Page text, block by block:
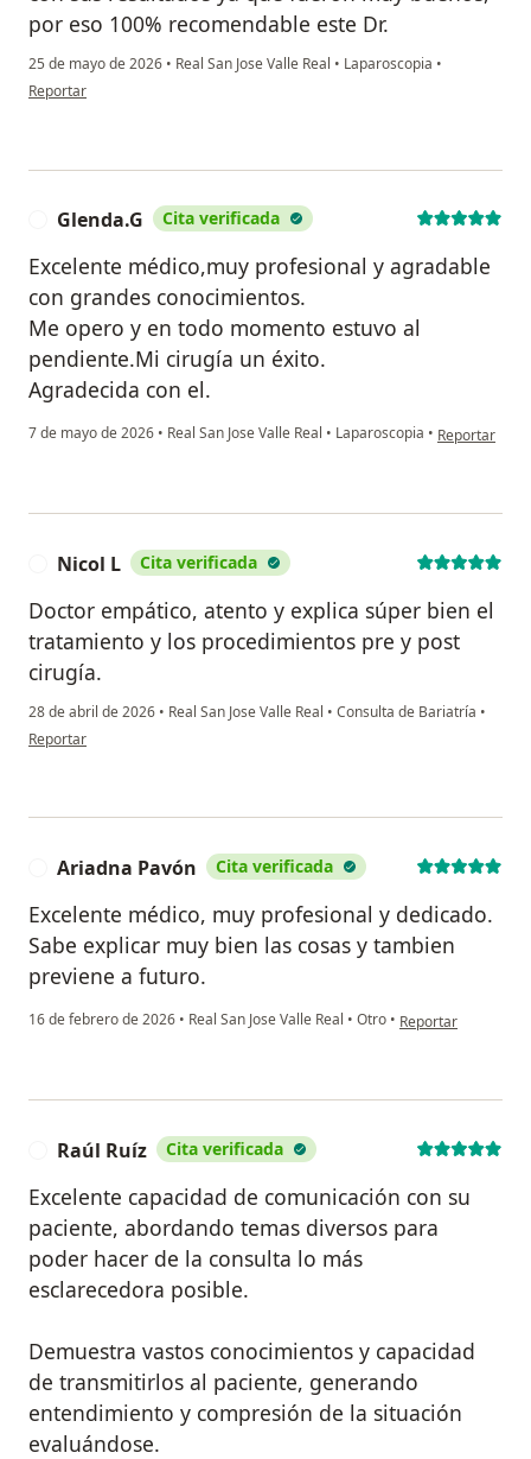
por eso 100% recomendable este Dr.
25 de mayo de 2026 • Real San Jose Valle Real • Laparoscopia •
en opinión del usuario Virginia Castañeda
Reportar
Glenda.G Cita verificada
Excelente médico,muy profesional y agradable
con grandes conocimientos.
Me opero y en todo momento estuvo al
pendiente.Mi cirugía un éxito.
Agradecida con el.
7 de mayo de 2026 • Real San Jose Valle Real • Laparoscopia • en opinión
Reportar
Nicol L Cita verificada
Doctor empático, atento y explica súper bien el
tratamiento y los procedimientos pre y post
cirugía.
28 de abril de 2026 • Real San Jose Valle Real • Consulta de Bariatría •
en opinión del usuario Nicol L
Reportar
Ariadna Pavón Cita verificada
Excelente médico, muy profesional y dedicado.
Sabe explicar muy bien las cosas y tambien
previene a futuro.
16 de febrero de 2026 • Real San Jose Valle Real • Otro • en opinión del
Reportar
Raúl Ruíz Cita verificada
Excelente capacidad de comunicación con su
paciente, abordando temas diversos para
poder hacer de la consulta lo más
esclarecedora posible.
Demuestra vastos conocimientos y capacidad
de transmitirlos al paciente, generando
entendimiento y compresión de la situación
evaluándose.